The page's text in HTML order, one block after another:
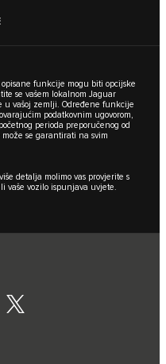
funkcije mogu biti opcijske
se vašem lokalnom Jaguar
u vašoj zemlji. Određene funkcije
podatkovnim ugovorom,
perioda preporučenog od
se garantirati na svim
detalja molimo vas provjerite s
vaše vozilo ispunjava uvjete.